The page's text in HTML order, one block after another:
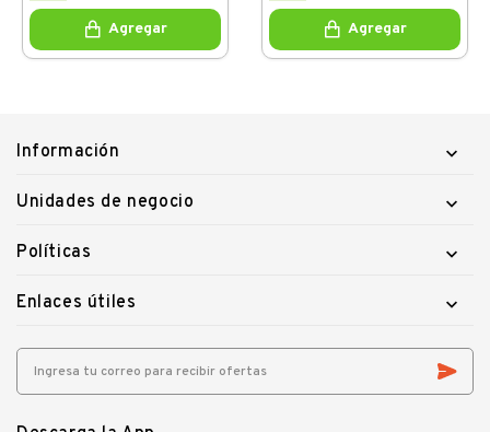
Agregar Agregar
Información 
Unidades de negocio 
Políticas 
Enlaces útiles 